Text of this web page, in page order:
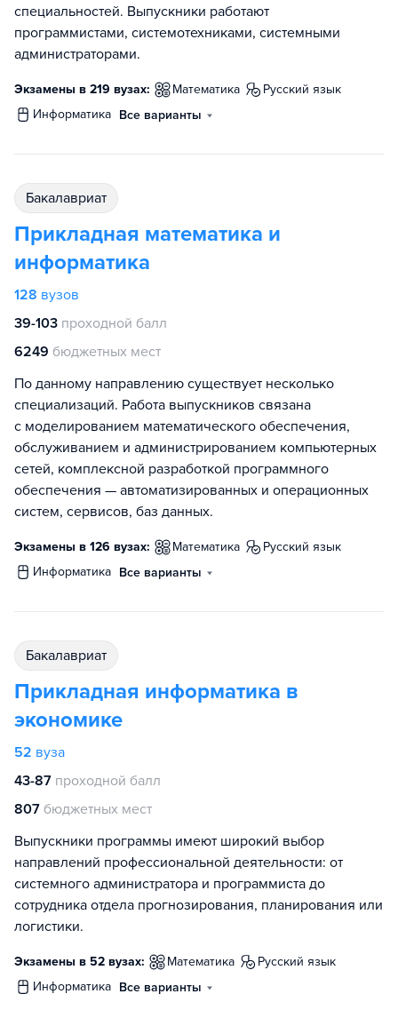
специальностей. Выпускники работают
программистами, системотехниками, системными
администраторами.
Экзамены в 219 вузах: математика
русский язык
информатика Все варианты
бакалавриат
Прикладная математика и
информатика
128 вузов
39-103 проходной балл
6249 бюджетных мест
По данному направлению существует несколько
специализаций. Работа выпускников связана
с моделированием математического обеспечения,
обслуживанием и администрированием компьютерных
сетей, комплексной разработкой программного
обеспечения — автоматизированных и операционных
систем, сервисов, баз данных.
Экзамены в 126 вузах: математика
русский язык
информатика Все варианты
бакалавриат
Прикладная информатика в
экономике
52 вуза
43-87 проходной балл
807 бюджетных мест
Выпускники программы имеют широкий выбор
направлений профессиональной деятельности: от
системного администратора и программиста до
сотрудника отдела прогнозирования, планирования или
логистики.
Экзамены в 52 вузах: математика
русский язык
информатика Все варианты